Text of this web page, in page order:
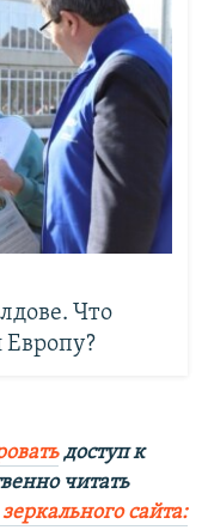
Что
Европу?
доступ к
читать
зеркального сайта: